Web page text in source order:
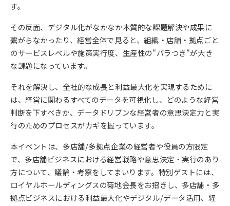
す。
その反面、デジタル化がなかなか本質的な課題解決や成果に
繋がらなかったり、経営全体で見ると、組織・店舗・拠点ごと
のサービスレベルや施策実行度、生産性の"バラつき"が大き
な課題になっています。
それを解決し、全社的な成長と利益最大化を実現するために
は、経営に関わるすべてのデータを可視化し、どのような経営
判断を下すべきか、データドリブンな経営者の意思決定力と実
行のためのプロセスがカギを握っています。
本イベントは、多店舗/多拠点企業の経営者や役員の方限定
で、多店舗ビジネスにおける経営戦略や意思決定・実行のあり
方について、議論・考察をしてまいります。特別ゲストには、
ロイヤルホールディングスの菊地会長をお招きし、多店舗・多
拠点ビジネスにおける利益最大化やデジタル/データ活用、経